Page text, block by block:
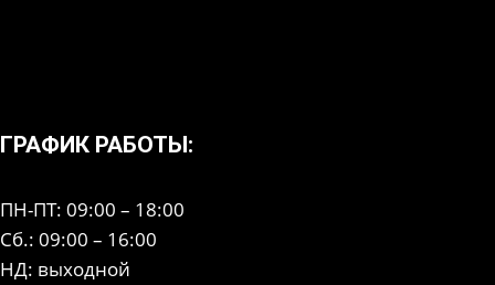
ГРАФИК РАБОТЫ:
ПН-ПТ: 09:00 – 18:00
Сб.: 09:00 – 16:00
НД: выходной